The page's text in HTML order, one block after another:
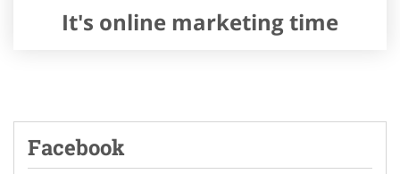
It's online marketing time
Facebook